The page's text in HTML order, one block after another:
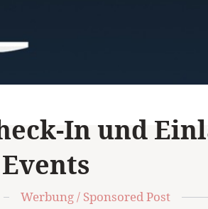
In und
Werbung / Sponsored Post